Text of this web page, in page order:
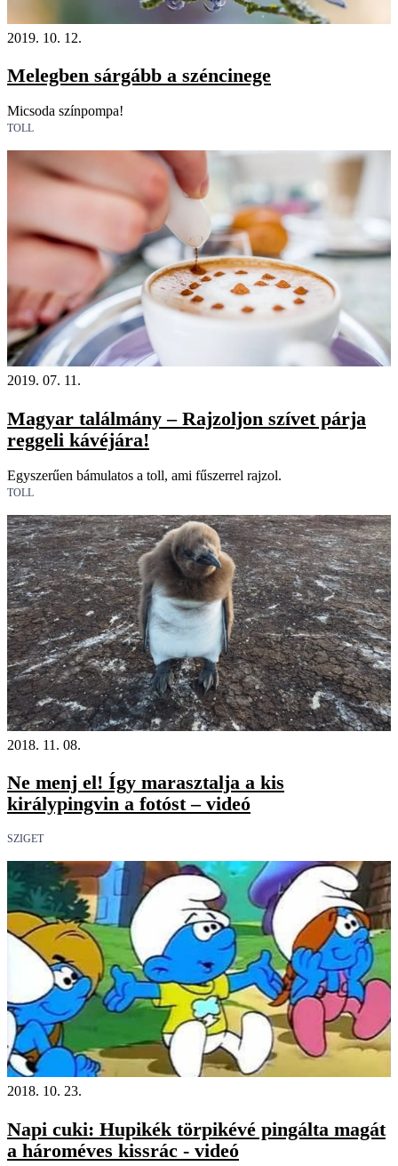
2019. 10. 12.
Melegben sárgább a széncinege
Micsoda színpompa!
TOLL
2019. 07. 11.
Magyar találmány – Rajzoljon szívet párja
reggeli kávéjára!
Egyszerűen bámulatos a toll, ami fűszerrel rajzol.
TOLL
2018. 11. 08.
Ne menj el! Így marasztalja a kis
királypingvin a fotóst – videó
SZIGET
2018. 10. 23.
Napi cuki: Hupikék törpikévé pingálta magát
a hároméves kissrác - videó